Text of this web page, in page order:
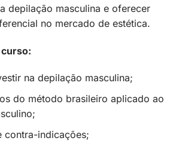
depilação masculina e oferecer
no mercado de estética.
na depilação masculina;
do método brasileiro aplicado ao
contra-indicações;